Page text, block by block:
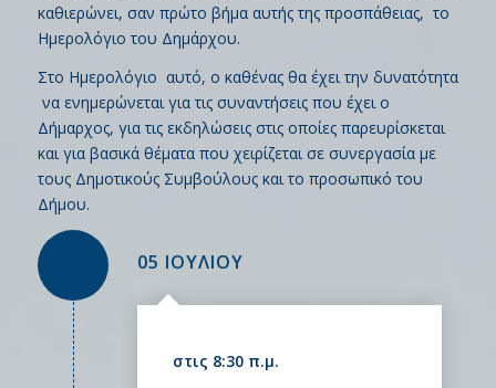
καθιερώνει, σαν πρώτο βήμα αυτής της προσπάθειας, το
Ημερολόγιο του Δημάρχου.
Στο Ημερολόγιο αυτό, ο καθένας θα έχει την δυνατότητα
να ενημερώνεται για τις συναντήσεις που έχει ο
Δήμαρχος, για τις εκδηλώσεις στις οποίες παρευρίσκεται
και για βασικά θέματα που χειρίζεται σε συνεργασία με
τους Δημοτικούς Συμβούλους και το προσωπικό του
Δήμου.
05 ΙΟΥΛΙΟΥ
στις 8:30 π.μ.